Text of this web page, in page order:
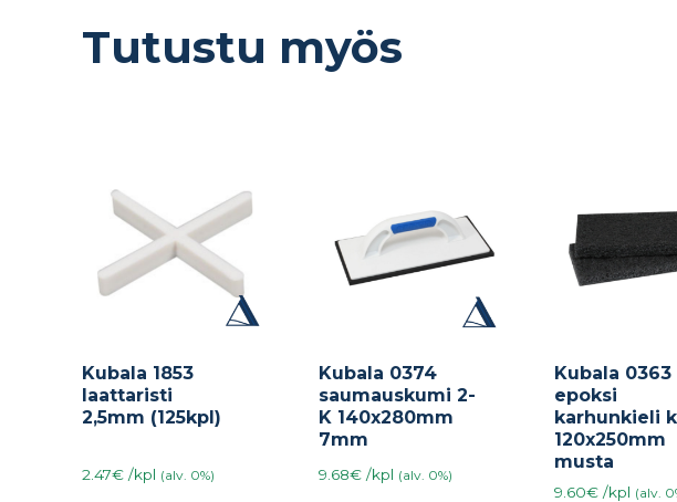
Tutustu myös
Kubala 1853
laattaristi
2,5mm (125kpl)
2.47€ /kpl (alv. 0%)
Kubala 0374
saumauskumi 2-
K 140x280mm
7mm
9.68€ /kpl (alv. 0%)
Kubala 0363
epoksi
karhunkieli
120x250mm
musta
9.60€ /kpl (alv.